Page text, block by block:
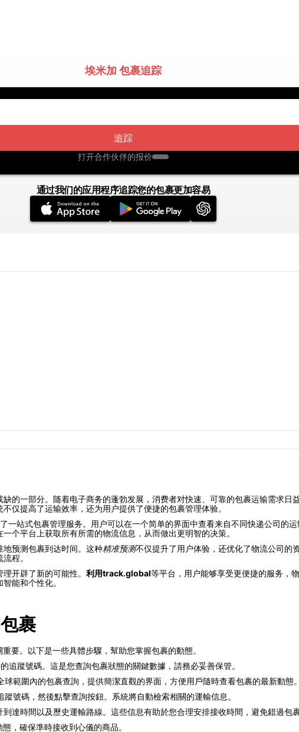
埃米加 包裹追踪
追踪
打开合作伙伴的报价
通过我们的应用程序追踪您的包裹更加容易
的一部分。随着电子商务的蓬勃发展，消费者对快速、可靠的包裹运输需求日
仅提高了运输效率，还为用户提供了便捷的包裹管理体验。
站式包裹管理服务。用户可以在一个简单的界面中查看来自不同快递公司的
个平台上获取所有所需的物流信息，从而做出更明智的决策。
预测包裹到达时间。这种精准预测不仅提升了用户体验，还优化了物流公司的
程。
开辟了新的可能性。 利用track.global等平台，用户能够享受更便捷的服务，
能和个性化。
裹
要。以下是一些具體步驟，幫助您掌握包裹的動態。
追蹤號碼。這是您查詢包裹狀態的關鍵數據，請務必妥善保管。
範圍內的包裹查詢，提供簡潔直觀的界面，方便用戶隨時查看包裹的最新動態。
號碼，然後點擊查詢按鈕。系統將自動檢索相關的運輸信息。
達時間以及歷史運輸路線。這些信息有助於您合理安排接收時間，避免錯過包裹
，確保準時接收到心儀的商品。